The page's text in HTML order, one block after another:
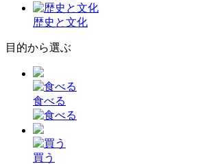
歴史と文化
目的から選ぶ
食べる
買う